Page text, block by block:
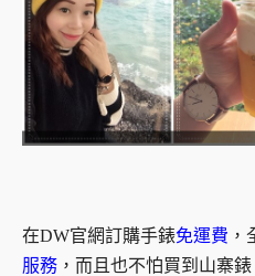
在DW官網訂購手錶免運費 ，
服務 ，而且也不怕買到山寨錶